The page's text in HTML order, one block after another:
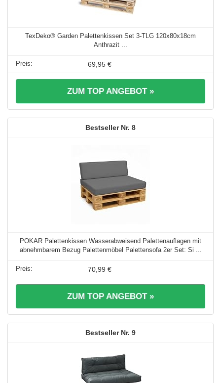
TexDeko® Garden Palettenkissen Set 3-TLG 120x80x18cm
Anthrazit ...
69,95 €
ZUM TOP ANGEBOT »
8
POKAR Palettenkissen Wasserabweisend Palettenauflagen mit
abnehmbarem Bezug Palettenmöbel Palettensofa 2er Set: Si ...
70,99 €
ZUM TOP ANGEBOT »
9